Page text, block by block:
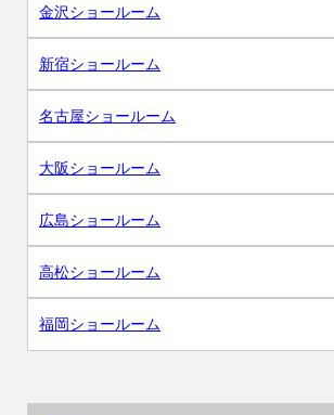
金沢ショールーム
新宿ショールーム
名古屋ショールーム
大阪ショールーム
広島ショールーム
高松ショールーム
福岡ショールーム